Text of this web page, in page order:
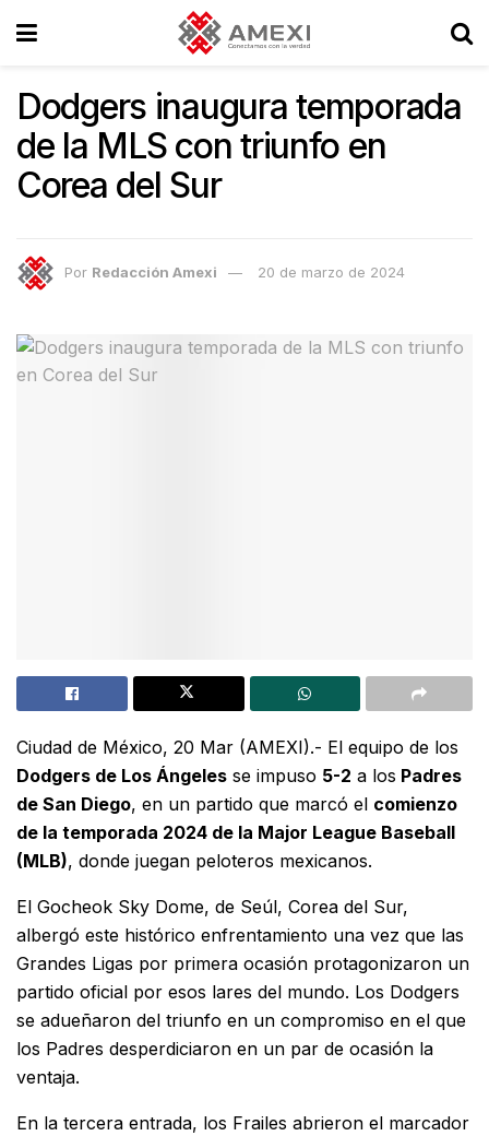
Dodgers inaugura temporada
de la MLS con triunfo en
Corea del Sur
Por Redacción Amexi 20 de marzo de 2024
Ciudad de México, 20 Mar (AMEXI).- El equipo de los
Dodgers de Los Ángeles se impuso 5-2 a los Padres
de San Diego, en un partido que marcó el comienzo
de la temporada 2024 de la Major League Baseball
(MLB), donde juegan peloteros mexicanos.
El Gocheok Sky Dome, de Seúl, Corea del Sur,
albergó este histórico enfrentamiento una vez que las
Grandes Ligas por primera ocasión protagonizaron un
partido oficial por esos lares del mundo. Los Dodgers
se adueñaron del triunfo en un compromiso en el que
los Padres desperdiciaron en un par de ocasión la
ventaja.
En la tercera entrada, los Frailes abrieron el marcador